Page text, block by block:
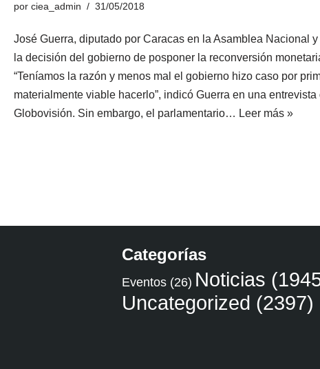
por ciea_admin 31/05/2018
José Guerra, diputado por Caracas en la Asamblea Nacional
la decisión del gobierno de posponer la reconversión
“Teníamos la razón y menos mal el gobierno hizo caso por
materialmente viable hacerlo”, indicó Guerra en una entrevista
Globovisión. Sin embargo, el parlamentario… Leer más »
Categorías
Eventos (26) Noticias
Uncategorized (2397)